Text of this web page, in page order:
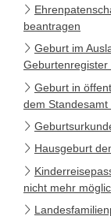
beantragen
Geburt im
Geburtenregister
Geburt in
dem Standesamt
Hausgeburt
nicht mehr